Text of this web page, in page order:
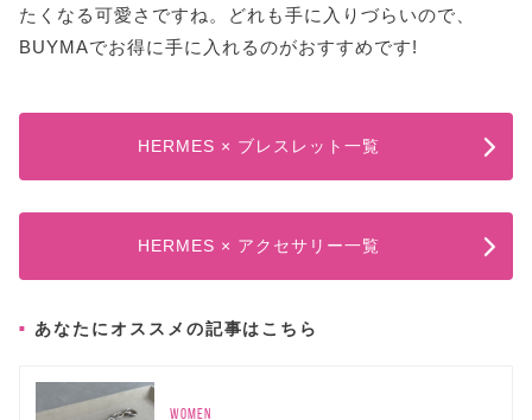
たくなる可愛さですね。どれも手に入りづらいので、
BUYMAでお得に手に入れるのがおすすめです!
HERMES × ブレスレット一覧
HERMES × アクセサリー一覧
あなたにオススメの記事はこちら
WOMEN